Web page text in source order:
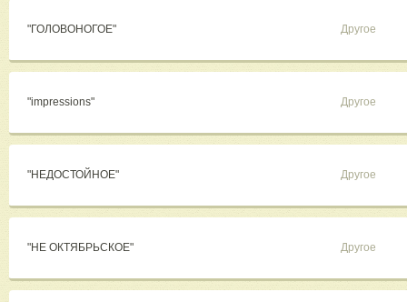
"ГОЛОВОНОГОЕ" Другое
"impressions" Другое
"НЕДОСТОЙНОЕ" Другое
"НЕ ОКТЯБРЬСКОЕ" Другое